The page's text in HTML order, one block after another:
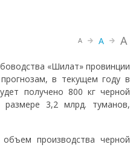
A A A
«Шилат» провинции
в текущем году в
получено 800 кг черной
3,2 млрд. туманов,
производства черной